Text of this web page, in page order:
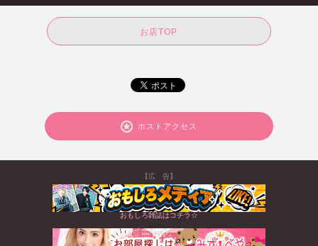
お店TOP
ホストアクセス
【広 告】
おもしろ雑誌はコチラ☆